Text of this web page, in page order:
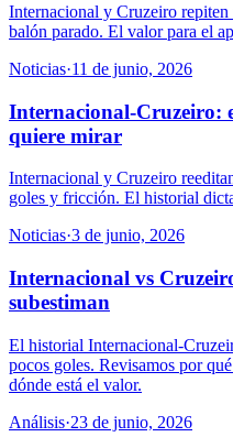
Internacional y Cruzeiro
balón parado. El valor para el
Noticias·11 de junio, 2026
Internacional-Cruzeiro:
quiere mirar
Internacional y Cruzeiro
goles y fricción. El historial
Noticias·3 de junio, 2026
Internacional vs
subestiman
El historial Internacional-
pocos goles. Revisamos por
dónde está el valor.
Análisis·23 de junio, 2026